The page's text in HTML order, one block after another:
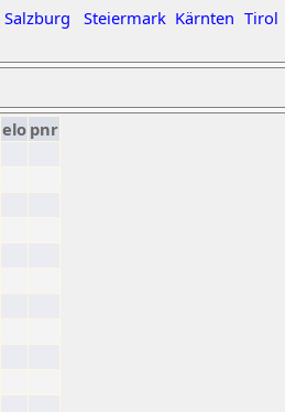
Salzburg Steiermark Kärnten Tirol
elo pnr